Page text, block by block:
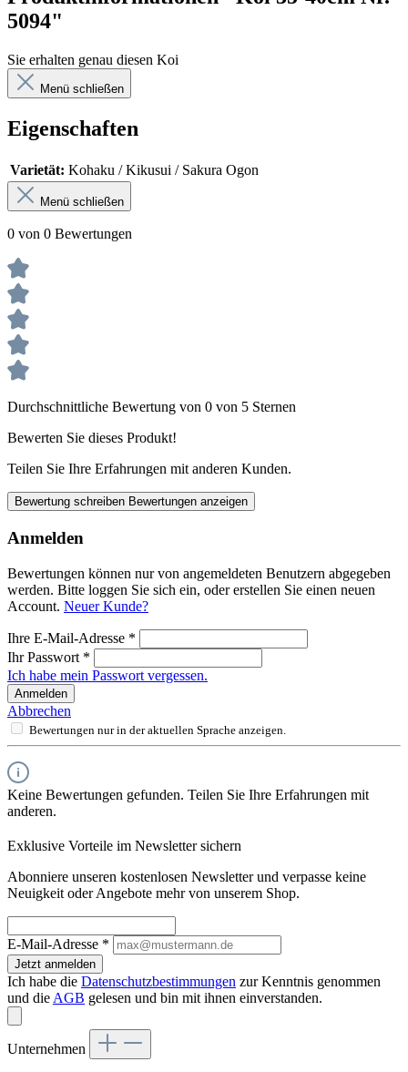
5094"
Sie erhalten genau diesen Koi
Menü schließen
Eigenschaften
Varietät: Kohaku / Kikusui / Sakura Ogon
Menü schließen
0 von 0 Bewertungen
Durchschnittliche Bewertung von 0 von 5 Sternen
Bewerten Sie dieses Produkt!
Teilen Sie Ihre Erfahrungen mit anderen Kunden.
Bewertung schreiben Bewertungen anzeigen
Anmelden
Bewertungen können nur von angemeldeten Benutzern abgegeben
werden. Bitte loggen Sie sich ein, oder erstellen Sie einen neuen
Account. Neuer Kunde?
Ihre E-Mail-Adresse *
Ihr Passwort *
Ich habe mein Passwort vergessen.
Anmelden
Abbrechen
Bewertungen nur in der aktuellen Sprache anzeigen.
Keine Bewertungen gefunden. Teilen Sie Ihre Erfahrungen mit
anderen.
Exklusive Vorteile im Newsletter sichern
Abonniere unseren kostenlosen Newsletter und verpasse keine
Neuigkeit oder Angebote mehr von unserem Shop.
E-Mail-Adresse *
Jetzt anmelden
Ich habe die Datenschutzbestimmungen zur Kenntnis genommen
und die AGB gelesen und bin mit ihnen einverstanden.
Unternehmen